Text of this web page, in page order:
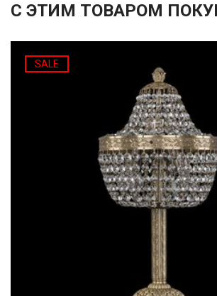
С ЭТИМ ТОВАРОМ
SALE